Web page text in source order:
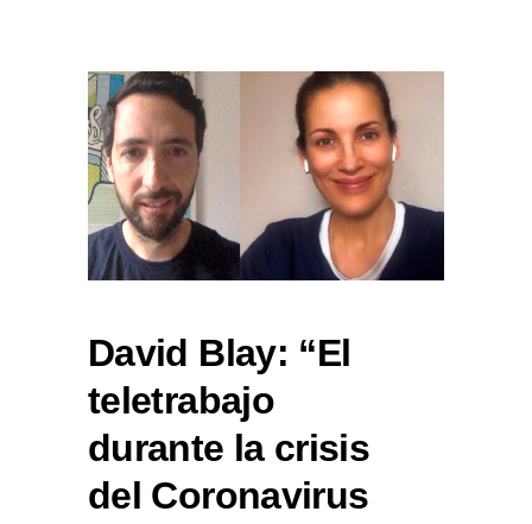
David Blay: “El
teletrabajo
durante la crisis
del Coronavirus